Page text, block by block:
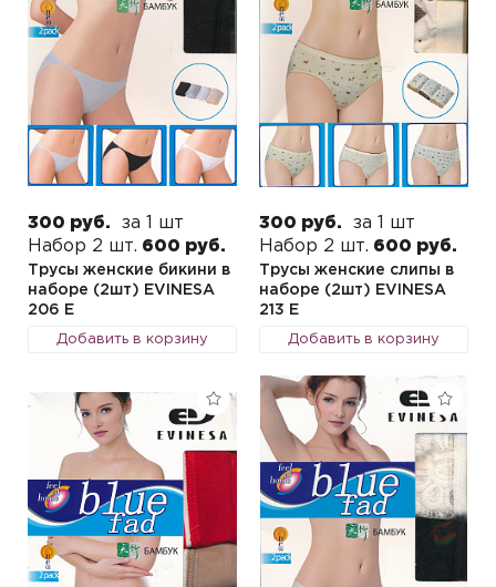
300 руб.
за 1 шт
Набор 2 шт. 600 руб.
Трусы женские бикини в
наборе (2шт) EVINESA
206 E
Добавить в корзину
300 руб.
за 1 шт
Набор 2 шт. 600 руб.
Трусы женские слипы в
наборе (2шт) EVINESA
213 E
Добавить в корзину